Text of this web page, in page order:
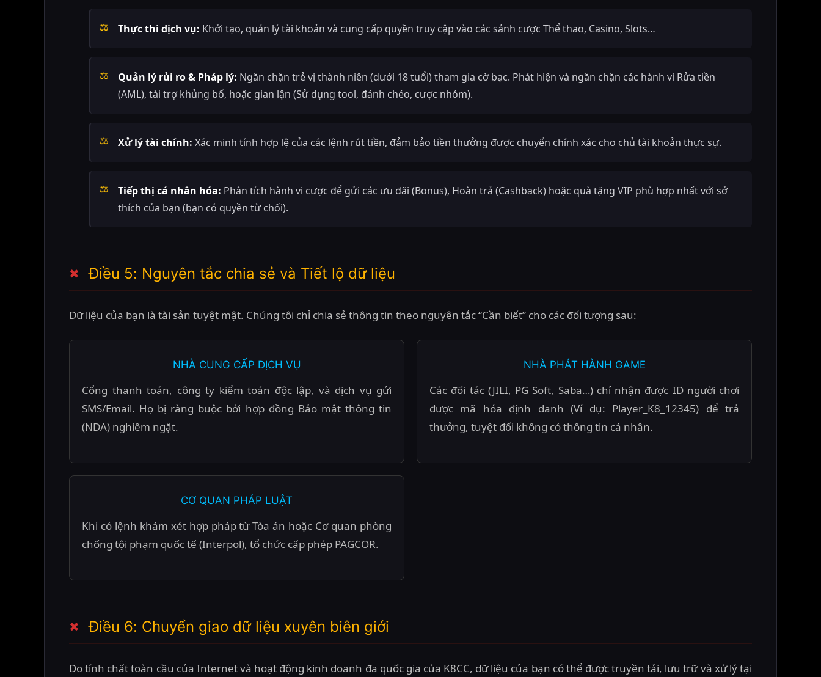
Thực thi dịch vụ: Khởi tạo, quản lý tài khoản và cung cấp quyền truy cập vào các sảnh cược Thể thao, Casino, Slots…
Quản lý rủi ro & Pháp lý: Ngăn chặn trẻ vị thành niên (dưới 18 tuổi) tham gia cờ bạc. Phát hiện và ngăn chặn các hành vi Rửa tiền
(AML), tài trợ khủng bố, hoặc gian lận (Sử dụng tool, đánh chéo, cược nhóm).
Xử lý tài chính: Xác minh tính hợp lệ của các lệnh rút tiền, đảm bảo tiền thưởng được chuyển chính xác cho chủ tài khoản thực sự.
Tiếp thị cá nhân hóa: Phân tích hành vi cược để gửi các ưu đãi (Bonus), Hoàn trả (Cashback) hoặc quà tặng VIP phù hợp nhất với sở
thích của bạn (bạn có quyền từ chối).
Điều 5: Nguyên tắc chia sẻ và Tiết lộ dữ liệu
Dữ liệu của bạn là tài sản tuyệt mật. Chúng tôi chỉ chia sẻ thông tin theo nguyên tắc “Cần biết” cho các đối tượng sau:
NHÀ CUNG CẤP DỊCH VỤ
Cổng thanh toán, công ty kiểm toán độc lập, và dịch vụ gửi
SMS/Email. Họ bị ràng buộc bởi hợp đồng Bảo mật thông tin
(NDA) nghiêm ngặt.
NHÀ PHÁT HÀNH GAME
Các đối tác (JILI, PG Soft, Saba…) chỉ nhận được ID người chơi
được mã hóa định danh (Ví dụ: Player_K8_12345) để trả
thưởng, tuyệt đối không có thông tin cá nhân.
CƠ QUAN PHÁP LUẬT
Khi có lệnh khám xét hợp pháp từ Tòa án hoặc Cơ quan phòng
chống tội phạm quốc tế (Interpol), tổ chức cấp phép PAGCOR.
Điều 6: Chuyển giao dữ liệu xuyên biên giới
Do tính chất toàn cầu của Internet và hoạt động kinh doanh đa quốc gia của K8CC, dữ liệu của bạn có thể được truyền tải, lưu trữ và xử lý tại